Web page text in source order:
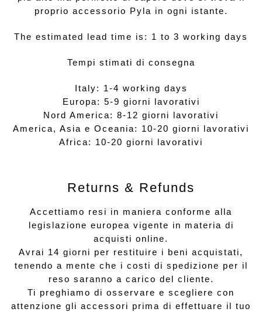
proprio accessorio Pyla in ogni istante.
The estimated lead time is: 1 to 3 working days
Tempi stimati di consegna
Italy: 1-4 working days
Europa: 5-9 giorni lavorativi
Nord America: 8-12 giorni lavorativi
America, Asia e Oceania: 10-20 giorni lavorativi
Africa: 10-20 giorni lavorativi
Returns & Refunds
Accettiamo resi in maniera conforme alla
legislazione europea vigente in materia di
acquisti online.
Avrai 14 giorni per restituire i beni acquistati,
tenendo a mente che i costi di spedizione per il
reso saranno a carico del cliente.
Ti preghiamo di osservare e scegliere con
attenzione gli accessori prima di effettuare il tuo